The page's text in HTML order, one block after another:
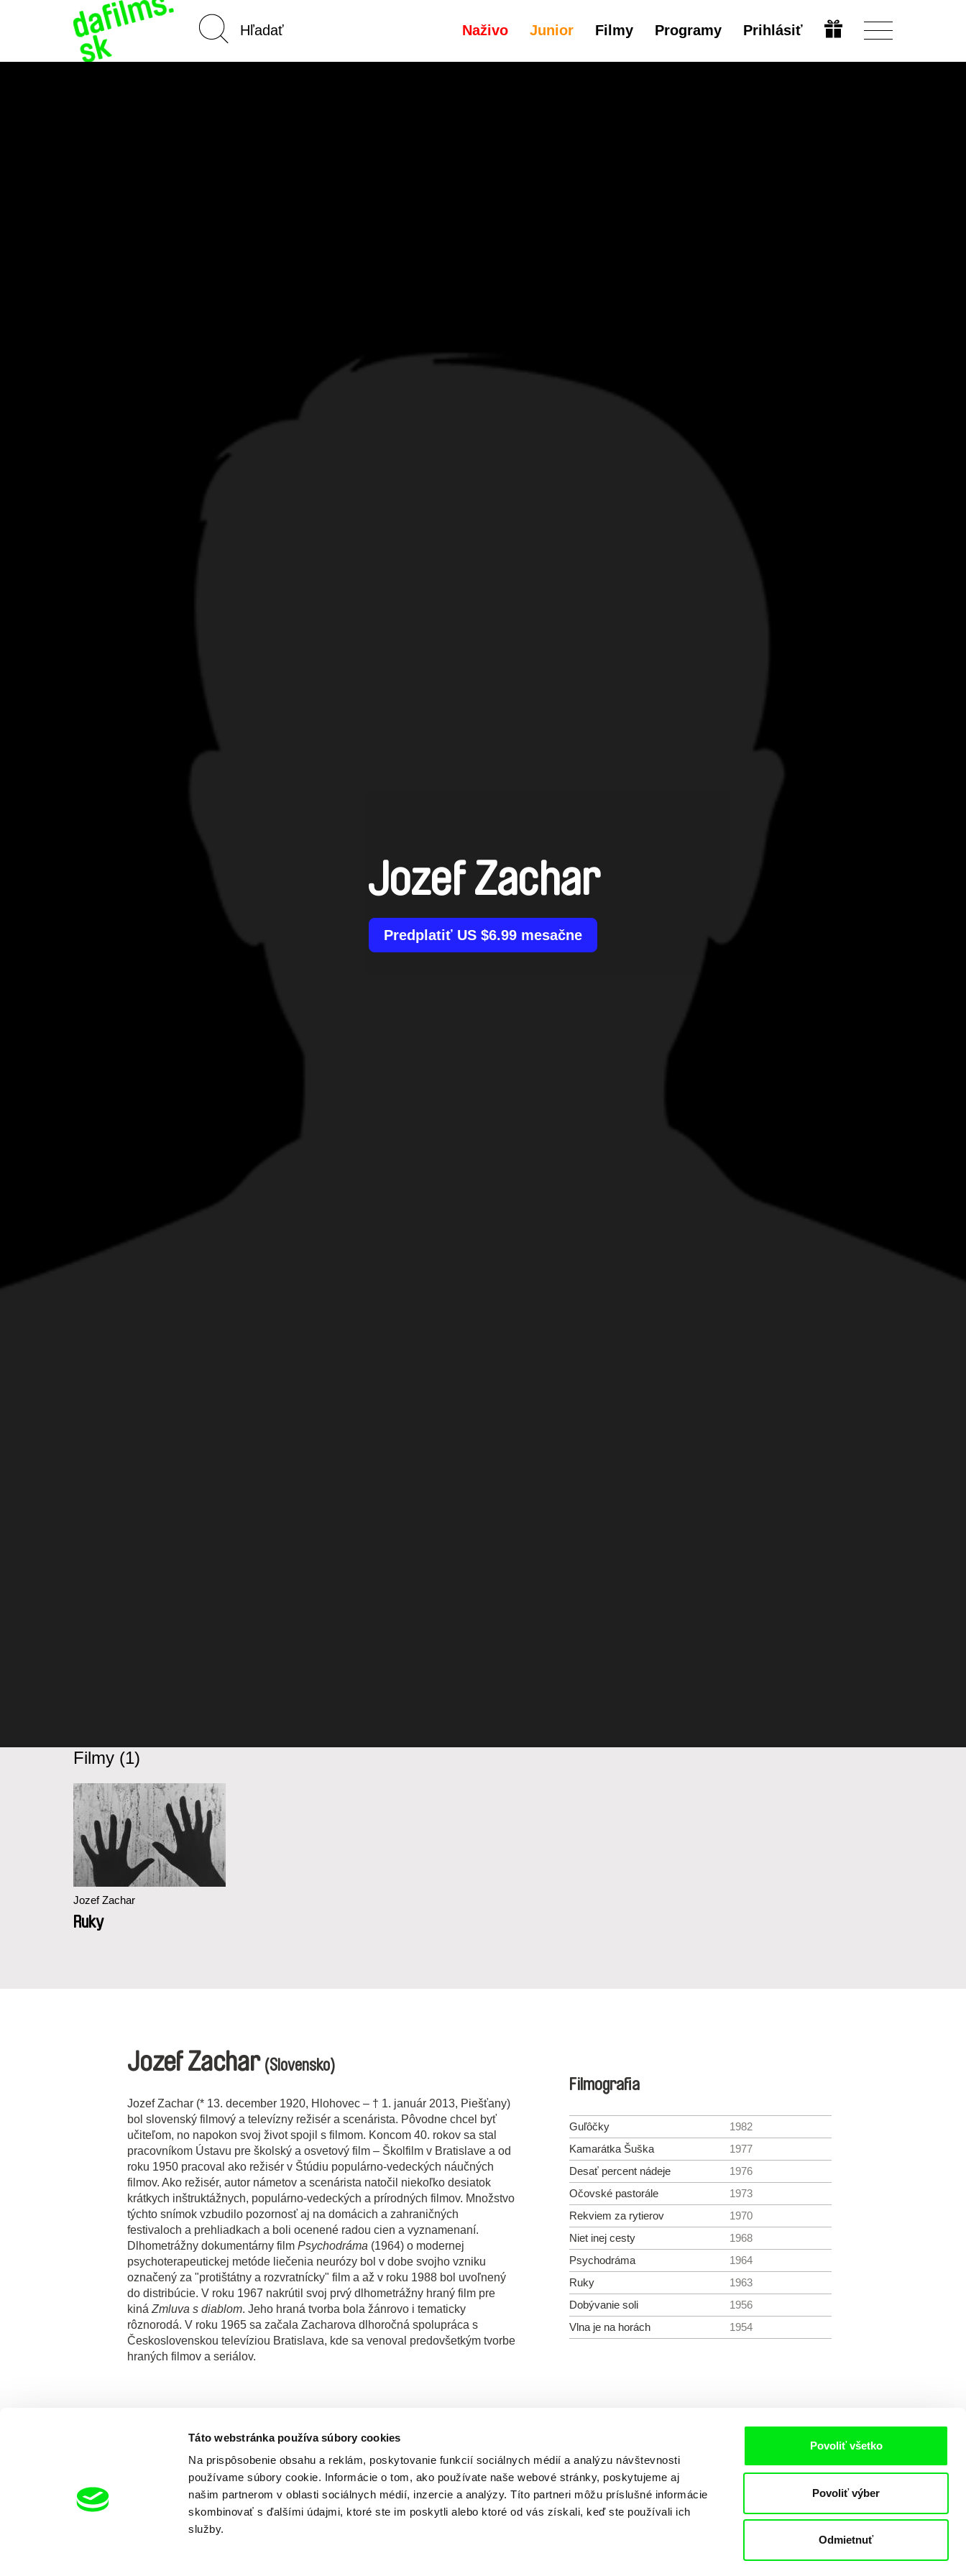
Táto webstránka používa súbory cookies
Na prispôsobenie obsahu a reklám, poskytovanie funkcií sociálnych médií a analýzu návštevnosti
používame súbory cookie. Informácie o tom, ako používate naše webové stránky, poskytujeme aj
našim partnerom v oblasti sociálnych médií, inzercie a analýzy. Títo partneri môžu príslušné informácie
skombinovať s ďalšími údajmi, ktoré ste im poskytli alebo ktoré od vás získali, keď ste používali ich
služby.
Povoliť všetko
Povoliť výber
Odmietnuť
Naživo Junior Filmy Programy Prihlásiť
Jozef Zachar
Predplatiť US $6.99 mesačne
Filmy (1)
Jozef Zachar
Ruky
Jozef Zachar (Slovensko)
Jozef Zachar (* 13. december 1920, Hlohovec – † 1. január 2013, Piešťany)
bol slovenský filmový a televízny režisér a scenárista. Pôvodne chcel byť
učiteľom, no napokon svoj život spojil s filmom. Koncom 40. rokov sa stal
pracovníkom Ústavu pre školský a osvetový film – Školfilm v Bratislave a od
roku 1950 pracoval ako režisér v Štúdiu populárno-vedeckých náučných
filmov. Ako režisér, autor námetov a scenárista natočil niekoľko desiatok
krátkych inštruktážnych, populárno-vedeckých a prírodných filmov. Množstvo
týchto snímok vzbudilo pozornosť aj na domácich a zahraničných
festivaloch a prehliadkach a boli ocenené radou cien a vyznamenaní.
Dlhometrážny dokumentárny film Psychodráma (1964) o modernej
psychoterapeutickej metóde liečenia neurózy bol v dobe svojho vzniku
označený za "protištátny a rozvratnícky" film a až v roku 1988 bol uvoľnený
do distribúcie. V roku 1967 nakrútil svoj prvý dlhometrážny hraný film pre
kiná Zmluva s diablom. Jeho hraná tvorba bola žánrovo i tematicky
rôznorodá. V roku 1965 sa začala Zacharova dlhoročná spolupráca s
Československou televíziou Bratislava, kde sa venoval predovšetkým tvorbe
hraných filmov a seriálov.
Filmografia
Guľôčky
1982
Kamarátka Šuška
1977
Desať percent nádeje
1976
Očovské pastorále
1973
Rekviem za rytierov
1970
Niet inej cesty
1968
Psychodráma
1964
Ruky
1963
Dobývanie soli
1956
Vlna je na horách
1954